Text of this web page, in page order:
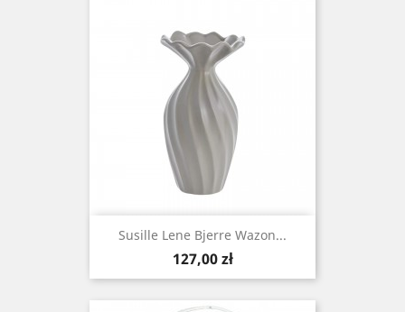
Susille Lene Bjerre Wazon...
Cena
127,00 zł